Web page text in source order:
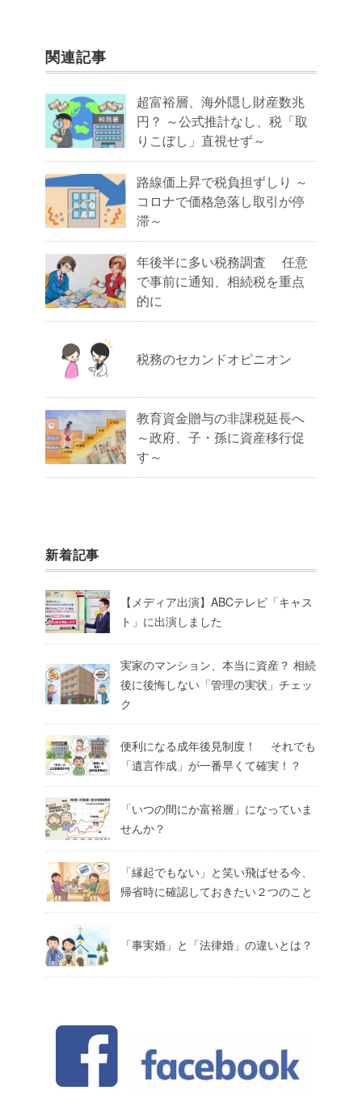
関連記事
超富裕層、海外隠し財産数兆
円？ ～公式推計なし、税「取
りこぼし」直視せず～
路線価上昇で税負担ずしり ～
コロナで価格急落し取引が停
滞～
年後半に多い税務調査 任意
で事前に通知、相続税を重点
的に
税務のセカンドオピニオン
教育資金贈与の非課税延長へ
～政府、子・孫に資産移行促
す～
新着記事
【メディア出演】ABCテレビ「キャス
ト」に出演しました
実家のマンション、本当に資産？ 相続
後に後悔しない「管理の実状」チェッ
ク
便利になる成年後見制度！ それでも
「遺言作成」が一番早くて確実！？
「いつの間にか富裕層」になっていま
せんか？
「縁起でもない」と笑い飛ばせる今、
帰省時に確認しておきたい２つのこと
「事実婚」と「法律婚」の違いとは？